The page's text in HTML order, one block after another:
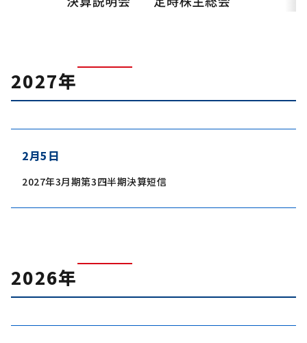
2027年
2月5日
2027年3月期第3四半期決算短信
2026年